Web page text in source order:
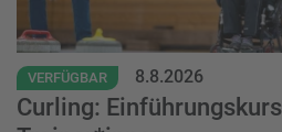
VERFÜGBAR 8.8.2026
Curling: